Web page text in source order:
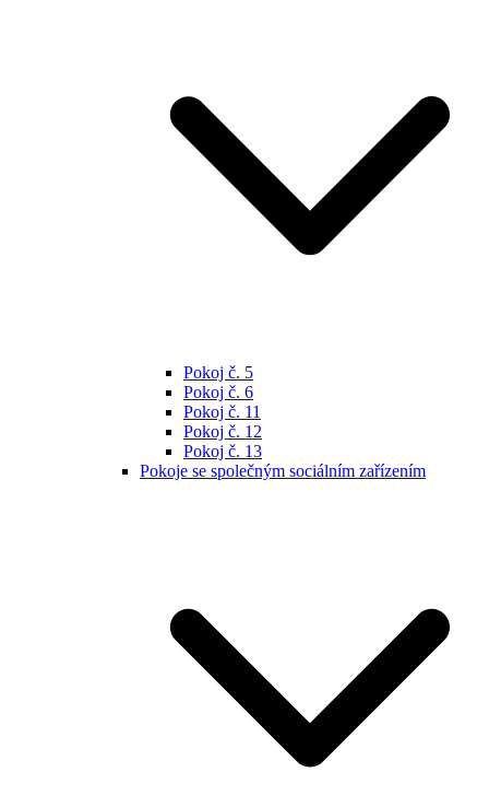
Pokoj č. 5
Pokoj č. 6
Pokoj č. 11
Pokoj č. 12
Pokoj č. 13
Pokoje se společným sociálním zařízením